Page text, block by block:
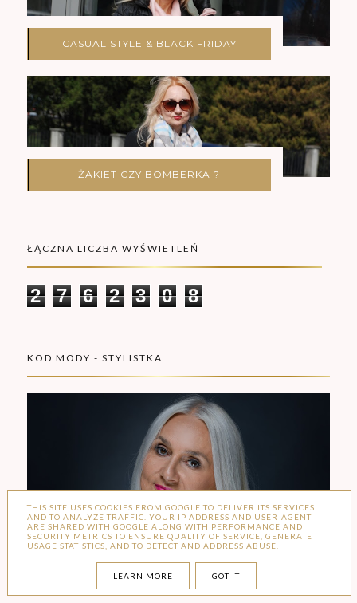
CASUAL STYLE & BLACK FRIDAY
ŻAKIET CZY BOMBERKA ?
ŁĄCZNA LICZBA WYŚWIETLEŃ
2 7 6 2 3 0 8
KOD MODY - STYLISTKA
THIS SITE USES COOKIES FROM GOOGLE TO DELIVER ITS SERVICES
AND TO ANALYZE TRAFFIC. YOUR IP ADDRESS AND USER-AGENT
ARE SHARED WITH GOOGLE ALONG WITH PERFORMANCE AND
SECURITY METRICS TO ENSURE QUALITY OF SERVICE, GENERATE
USAGE STATISTICS, AND TO DETECT AND ADDRESS ABUSE.
LEARN MORE GOT IT